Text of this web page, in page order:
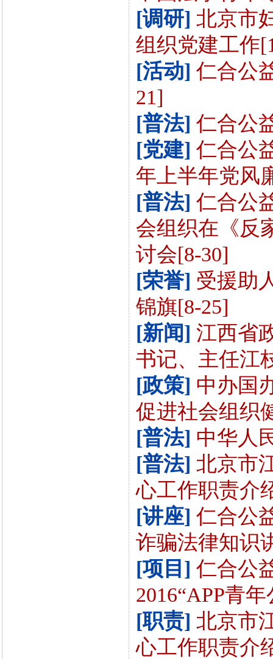
[调研] 北京市
组织党建工作
[活动] 仁合公
21]
[普法] 仁合公
[党建] 仁合公
年上半年党风
[普法] 仁合公
会组织在《反
讨会[8-30]
[荣誉] 受援助
锦旗[8-25]
[新闻] 江西省
书记、主任江
[政策] 中办国
促进社会组织
[普法] 中华人
[普法] 北京市
心工作职责介
[讲座] 仁合公
诈骗法律知识
[项目] 仁合公
2016“APP青
[职责] 北京市
心工作职责介